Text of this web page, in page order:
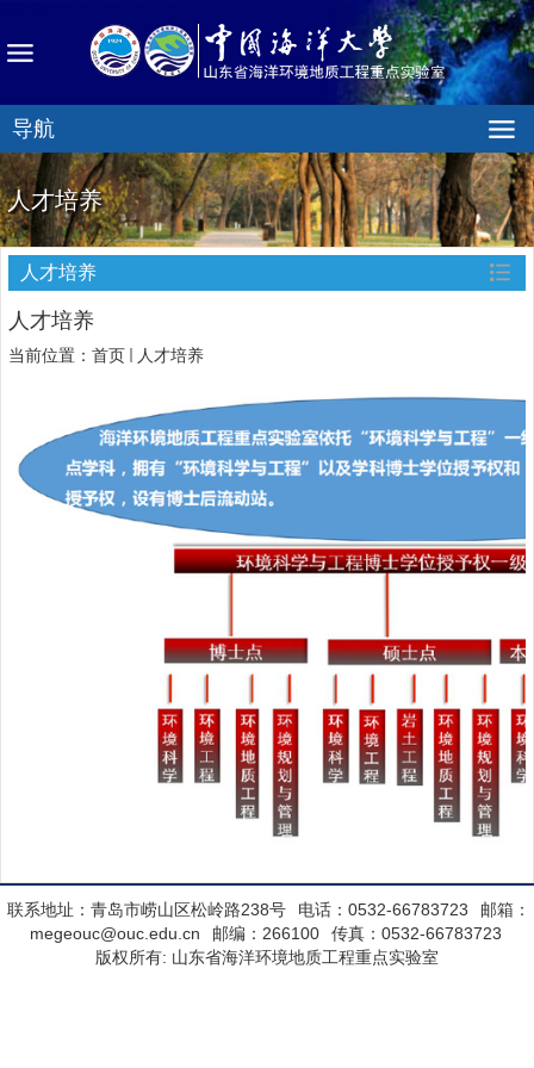
导航
人才培养
人才培养
人才培养
当前位置： 首页 人才培养
联系地址：青岛市崂山区松岭路238号 电话：0532-66783723
邮箱：
megeouc@ouc.edu.cn
邮编：266100
传真：0532-66783723
版权所有: 山东省海洋环境地质工程重点实验室